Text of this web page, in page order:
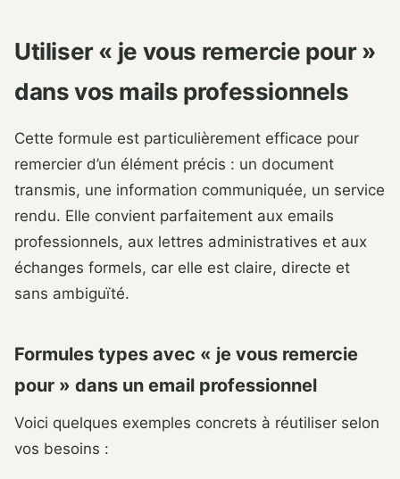
Utiliser « je vous remercie pour »
dans vos mails professionnels
Cette formule est particulièrement efficace pour
remercier d’un élément précis : un document
transmis, une information communiquée, un service
rendu. Elle convient parfaitement aux emails
professionnels, aux lettres administratives et aux
échanges formels, car elle est claire, directe et
sans ambiguïté.
Formules types avec « je vous remercie
pour » dans un email professionnel
Voici quelques exemples concrets à réutiliser selon
vos besoins :